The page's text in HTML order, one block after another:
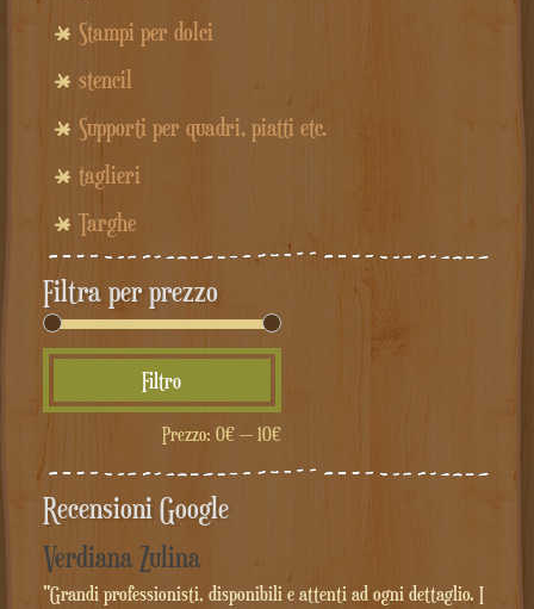
Stampi per dolci
stencil
Supporti per quadri, piatti etc.
taglieri
Targhe
Filtra per prezzo
Min
Max
Filtro
Prezzo: 0€— 10€
Recensioni Google
Verdiana Zulina
"Grandi professionisti, disponibili e attenti ad ogni dettaglio. I